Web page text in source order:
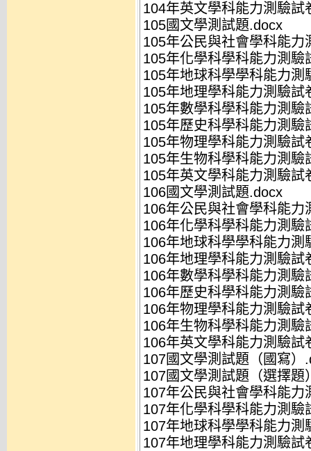
104年英文學科能力測驗試
105國文學測試題.docx
105年公民與社會學科能力
105年化學科學科能力測驗
105年地球科學學科能力測
105年地理學科能力測驗試
105年數學科學科能力測驗
105年歷史科學科能力測驗
105年物理學科能力測驗試
105年生物科學科能力測驗
105年英文學科能力測驗試
106國文學測試題.docx
106年公民與社會學科能力
106年化學科學科能力測驗
106年地球科學學科能力測
106年地理學科能力測驗試
106年數學科學科能力測驗
106年歷史科學科能力測驗
106年物理學科能力測驗試
106年生物科學科能力測驗
106年英文學科能力測驗試
107國文學測試題（國寫）
107國文學測試題（選擇題
107年公民與社會學科能力
107年化學科學科能力測驗
107年地球科學學科能力測
107年地理學科能力測驗試